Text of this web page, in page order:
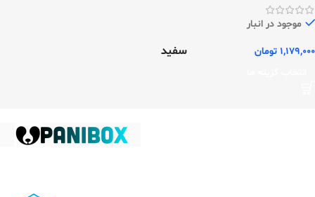
موجود در انبار
1,179,000 تومان سفید